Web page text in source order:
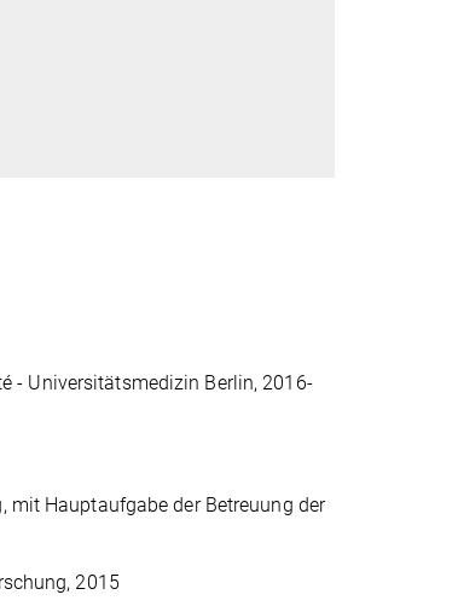
- Universitätsmedizin Berlin, 2016-
mit Hauptaufgabe der Betreuung der
2015